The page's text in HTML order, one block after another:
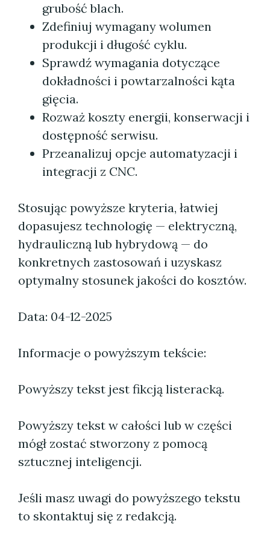
grubość blach.
Zdefiniuj wymagany wolumen
produkcji i długość cyklu.
Sprawdź wymagania dotyczące
dokładności i powtarzalności kąta
gięcia.
Rozważ koszty energii, konserwacji i
dostępność serwisu.
Przeanalizuj opcje automatyzacji i
integracji z CNC.
Stosując powyższe kryteria, łatwiej
dopasujesz technologię — elektryczną,
hydrauliczną lub hybrydową — do
konkretnych zastosowań i uzyskasz
optymalny stosunek jakości do kosztów.
Data: 04-12-2025
Informacje o powyższym tekście:
Powyższy tekst jest fikcją listeracką.
Powyższy tekst w całości lub w części
mógł zostać stworzony z pomocą
sztucznej inteligencji.
Jeśli masz uwagi do powyższego tekstu
to skontaktuj się z redakcją.